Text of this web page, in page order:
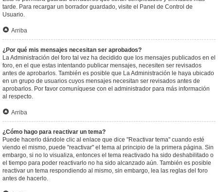
tarde. Para recargar un borrador guardado, visite el Panel de Control de
Usuario.
Arriba
¿Por qué mis mensajes necesitan ser aprobados?
La Administración del foro tal vez ha decidido que los mensajes publicados en el
foro, en el que estas intentando publicar mensajes, necesiten ser revisados
antes de aprobarlos. También es posible que La Administración le haya ubicado
en un grupo de usuarios cuyos mensajes necesitan ser revisados antes de
aprobarlos. Por favor comuníquese con el administrador para más información
al respecto.
Arriba
¿Cómo hago para reactivar un tema?
Puede hacerlo dándole clic al enlace que dice "Reactivar tema" cuando esté
viendo el mismo, puede "reactivar" el tema al principio de la primera página. Sin
embargo, si no lo visualiza, entonces el tema reactivado ha sido deshabilitado o
el tiempo para poder reactivarlo no ha sido alcanzado aún. También es posible
reactivar un tema respondiendo al mismo, sin embargo, lea las reglas del foro
antes de hacerlo.